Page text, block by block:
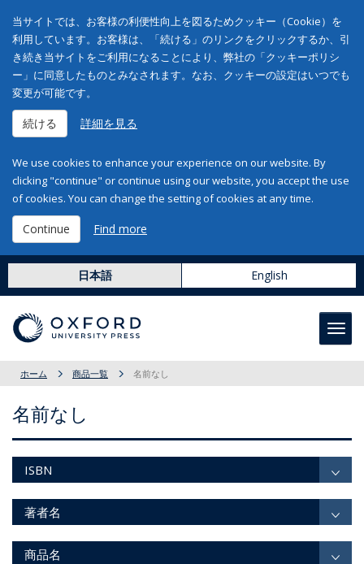
当サイトでは、お客様の利便性向上を図るためクッキー（Cookie）を
利用しています。お客様は、「続ける」のリンクをクリックするか、引
き続き当サイトをご利用になることにより、弊社の「クッキーポリシ
ー」に同意したものとみなされます。なお、クッキーの設定はいつでも
変更が可能です。
続ける 詳細を見る
We use cookies to enhance your experience on our website. By
clicking "continue" or continue using our website, you accept the use
of cookies. You can change the setting of cookies at any time.
Continue Find more
日本語 English
ホーム 商品一覧 名前なし
名前なし
ISBN
著者名
商品名